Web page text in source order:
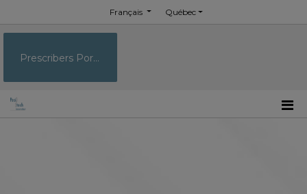
Français Québec
Prescribers Portal